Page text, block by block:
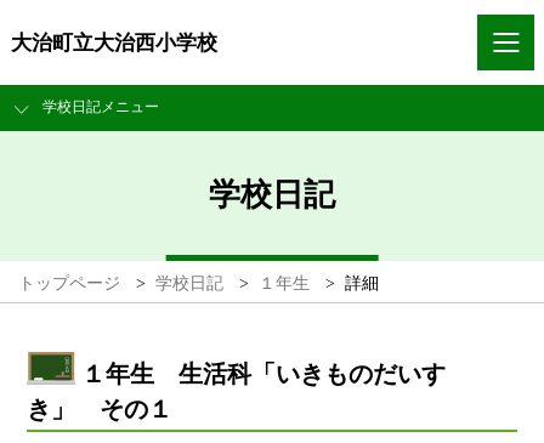
大治町立大治西小学校
学校日記メニュー
学校日記
トップページ > 学校日記 > １年生 > 詳細
１年生 生活科「いきものだいす
き」 その１